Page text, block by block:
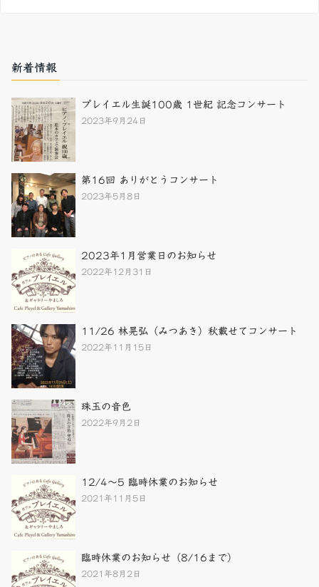
新着情報
プレイエル生誕100歳 1世紀 記念コンサート
2023年9月24日
第16回 ありがとうコンサート
2023年5月8日
2023年1月営業日のお知らせ
2022年12月31日
11/26 林晃弘（みつあき）秋載せてコンサート
2022年11月15日
珠玉の音色
2022年9月2日
12/4～5 臨時休業のお知らせ
2021年11月5日
臨時休業のお知らせ（8/16まで）
2021年8月2日